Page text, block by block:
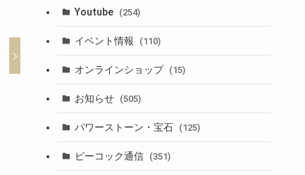
Youtube (254)
イベント情報 (110)
オンラインショップ (15)
お知らせ (505)
パワーストーン・宝石 (125)
ピーコック通信 (351)